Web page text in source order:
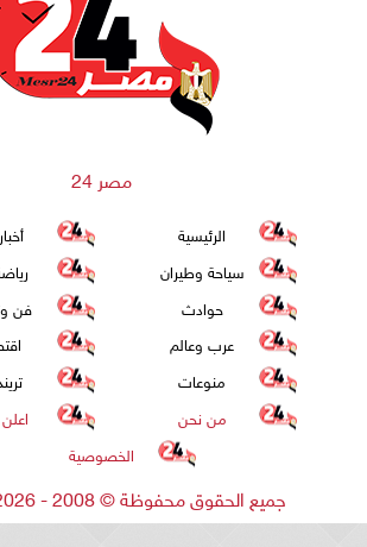
مصر 24
الرئيسية
سياحة وطيران
حوادث
فن
عرب وعالم
منوعات
من نحن
الخصوصية
جميع الحقوق محفوظة©